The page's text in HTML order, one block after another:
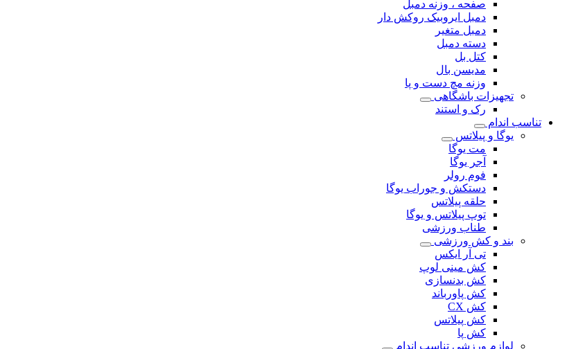
صفحه ، وزنه دمبل
دمبل ایروبیک روکش دار
دمبل متغیر
دسته دمبل
کتل بل
مدیسن بال
وزنه مچ دست و پا
تجهیزات باشگاهی
رک و استند
تناسب اندام
یوگا و پیلاتس
مت یوگا
آجر یوگا
فوم رولر
دستکش و جوراب یوگا
حلقه پیلاتس
توپ پیلاتس و یوگا
طناب ورزشی
بند و کش ورزشی
تی آر ایکس
کش مینی لوپ
کش بدنسازی
کش پاورباند
کش CX
کش پیلاتس
کش پا
لوازم ورزشی تناسب اندام